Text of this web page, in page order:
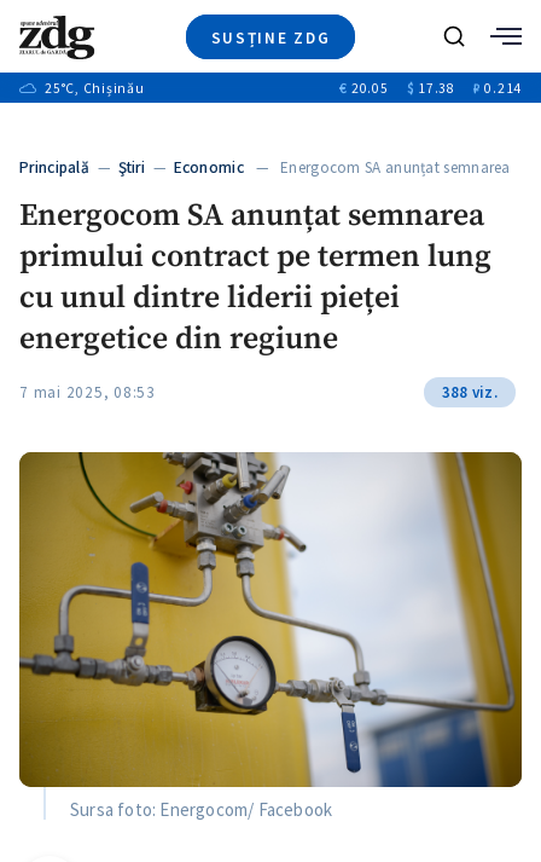
SUSȚINE ZDG
Ştiri
+13
Video
Special
Caută
25°C, Chișinău € 20.05 $ 17.38 ₽ 0.214
Principală — Ştiri — Economic— Energocom SA anunțat semnarea
Energocom SA anunțat semnarea
primului contract pe termen lung
cu unul dintre liderii pieței
energetice din regiune
7 mai 2025, 08:53 388 viz.
Sursa foto: Energocom/ Facebook